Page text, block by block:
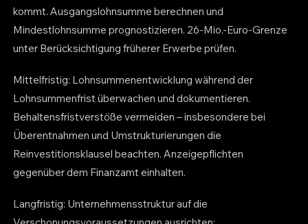
kommt. Ausgangslohnsumme berechnen und
Mindestlohnsumme prognostizieren. 26-Mio.-Euro-Grenze
unter Berücksichtigung früherer Erwerbe prüfen.
Mittelfristig: Lohnsummenentwicklung während der
Lohnsummenfrist überwachen und dokumentieren.
Behaltensfristverstöße vermeiden – insbesondere bei
Überentnahmen und Umstrukturierungen die
Reinvestitionsklausel beachten. Anzeigepflichten
gegenüber dem Finanzamt einhalten.
Langfristig: Unternehmensstruktur auf die